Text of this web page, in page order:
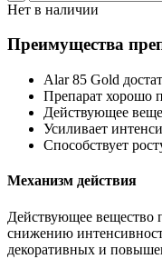
Нет в наличии
Преимущества
Alar 85 Gold
Препарат хорошо
Действующее
Усиливает
Способствует
Механизм действия
Действующее вещество
снижению
декоративных и